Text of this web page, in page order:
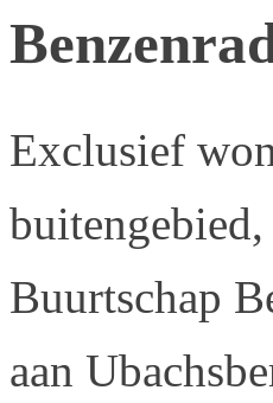
Exclusief
Buurtschap
aan